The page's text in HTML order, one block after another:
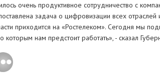
очень продуктивное сотрудничество с
задача о цифровизации всех
приходится на «Ростелеком». Сегодня мы
которым нам предстоит работать», - сказал